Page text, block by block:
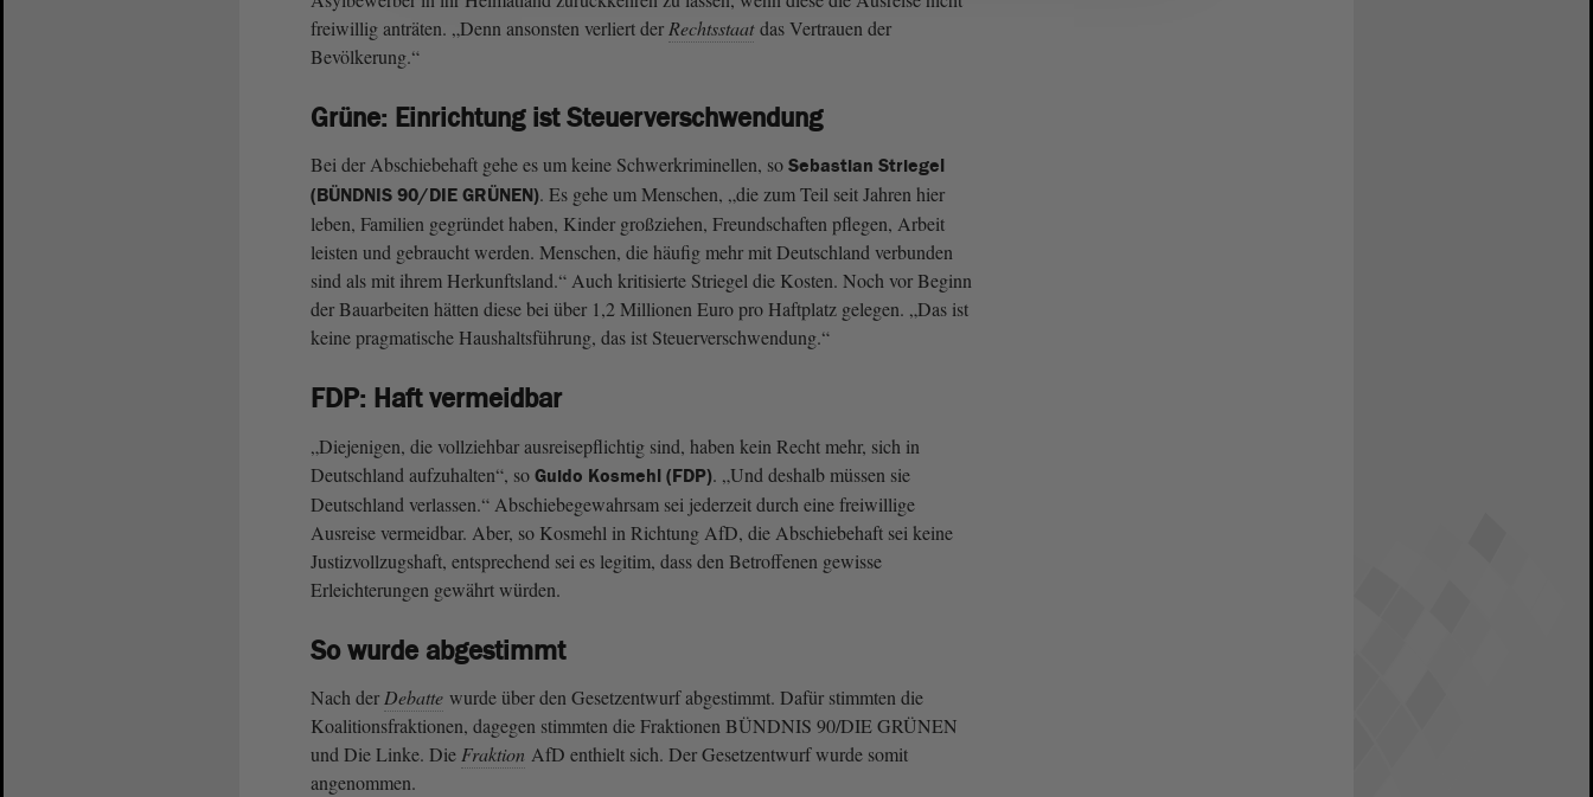
freiwillig anträten. „Denn ansonsten verliert der Rechtsstaat das Vertrauen der
Bevölkerung.“
Grüne: Einrichtung ist Steuerverschwendung
Bei der Abschiebehaft gehe es um keine Schwerkriminellen, so Sebastian Striegel
(BÜNDNIS 90/DIE GRÜNEN). Es gehe um Menschen, „die zum Teil seit Jahren hier
leben, Familien gegründet haben, Kinder großziehen, Freundschaften pflegen, Arbeit
leisten und gebraucht werden. Menschen, die häufig mehr mit Deutschland verbunden
sind als mit ihrem Herkunftsland.“ Auch kritisierte Striegel die Kosten. Noch vor Beginn
der Bauarbeiten hätten diese bei über 1,2 Millionen Euro pro Haftplatz gelegen. „Das ist
keine pragmatische Haushaltsführung, das ist Steuerverschwendung.“
FDP: Haft vermeidbar
„Diejenigen, die vollziehbar ausreisepflichtig sind, haben kein Recht mehr, sich in
Deutschland aufzuhalten“, so Guido Kosmehl (FDP). „Und deshalb müssen sie
Deutschland verlassen.“ Abschiebegewahrsam sei jederzeit durch eine freiwillige
Ausreise vermeidbar. Aber, so Kosmehl in Richtung AfD, die Abschiebehaft sei keine
Justizvollzugshaft, entsprechend sei es legitim, dass den Betroffenen gewisse
Erleichterungen gewährt würden.
So wurde abgestimmt
Nach derDebatte wurde über den Gesetzentwurf abgestimmt. Dafür stimmten die
Koalitionsfraktionen, dagegen stimmten die Fraktionen BÜNDNIS 90/DIE GRÜNEN
und Die Linke. DieFraktion AfD enthielt sich. Der Gesetzentwurf wurde somit
angenommen.